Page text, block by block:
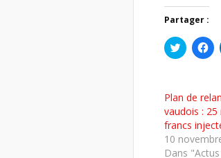
Partager :
Cliquez
pour
dans
une
nouvelle
fenêtre)
Plan de
vaudois : 25
francs
10
Dans